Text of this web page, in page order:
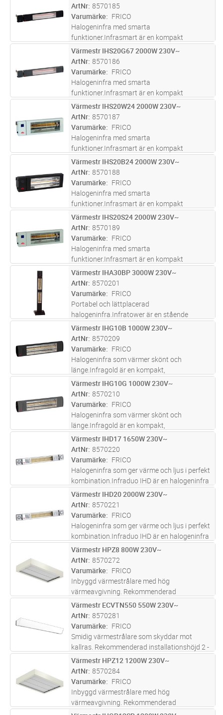
medföljande fjärrkontroll eller inbyggd
brytare.Frico Infra App finns för både iOS och
Android och...läs mer
ArtNr 8570185
Varumärke
FRICO
Halogeninfra med smarta
funktioner.Infrasmart är en kompakt
halogeninfra som kan styras med en App,
medföljande fjärrkontroll eller inbyggd
brytare.Frico Infra App finns för både iOS och
Android och...läs mer
ST Lägg i kundvagn
Värmestr IHS20G67 2000W 230V~
ArtNr 8570186
Varumärke
FRICO
Halogeninfra med smarta
funktioner.Infrasmart är en kompakt
halogeninfra som kan styras med en App,
medföljande fjärrkontroll eller inbyggd
brytare.Frico Infra App finns för både iOS och
Android och...läs mer
ST Lägg i kundvagn
Värmestr IHS20W24 2000W 230V~
ArtNr 8570187
Varumärke
FRICO
Halogeninfra med smarta
funktioner.Infrasmart är en kompakt
halogeninfra som kan styras med en App,
medföljande fjärrkontroll eller inbyggd
brytare.Frico Infra App finns för både iOS och
Android och...läs mer
ST Lägg i kundvagn
Värmestr IHS20B24 2000W 230V~
ArtNr 8570188
Varumärke
FRICO
Halogeninfra med smarta
funktioner.Infrasmart är en kompakt
halogeninfra som kan styras med en App,
medföljande fjärrkontroll eller inbyggd
brytare.Frico Infra App finns för både iOS och
Android och...läs mer
ST Lägg i kundvagn
Värmestr IHS20S24 2000W 230V~
ArtNr 8570189
Varumärke
FRICO
Halogeninfra med smarta
funktioner.Infrasmart är en kompakt
halogeninfra som kan styras med en App,
medföljande fjärrkontroll eller inbyggd
brytare.Frico Infra App finns för både iOS och
Android och...läs mer
ST Lägg i kundvagn
Värmestr IHA30BP 3000W 230V~
ArtNr 8570201
Varumärke
FRICO
Portabel och lättplacerad
halogeninfra.Infratower är en stående
halogeninfra med snygg design, lättplacerad
och användarvänlig. Dess stora reflektor i
polerad aluminium ger optimal
värmedistribution....läs mer
ST Lägg i kundvagn
Värmestr IHG10B 1000W 230V~
ArtNr 8570209
Varumärke
FRICO
Halogeninfra som värmer skönt och
länge.Infragold är en kompakt,
användarvänlig halogeninfra för
utomhusbruk. Den är försedd med ett
infrarött guldrör och sladd med stickpropp för
enkel installation....läs mer
ST Lägg i kundvagn
Värmestr IHG10G 1000W 230V~
ArtNr 8570210
Varumärke
FRICO
Halogeninfra som värmer skönt och
länge.Infragold är en kompakt,
användarvänlig halogeninfra för
utomhusbruk. Den är försedd med ett
infrarött guldrör och sladd med stickpropp för
enkel installation....läs mer
ST Lägg i kundvagn
Värmestr IHD17 1650W 230V~
ArtNr 8570220
Varumärke
FRICO
Halogeninfra som ger värme och ljus i perfekt
kombination.Infraduo IHD är en halogeninfra
utrustad med en LED-spot i vardera änden,
vilket gör den mycket praktisk i alla situationer
då man behöver bå...läs mer
ST Lägg i kundvagn
Värmestr IHD20 2000W 230V~
ArtNr 8570221
Varumärke
FRICO
Halogeninfra som ger värme och ljus i perfekt
kombination.Infraduo IHD är en halogeninfra
utrustad med en LED-spot i vardera änden,
vilket gör den mycket praktisk i alla situationer
då man behöver bå...läs mer
ST Lägg i kundvagn
Värmestr HPZ8 800W 230V~
ArtNr 8570272
Varumärke
FRICO
Inbyggd värmestrålare med hög
värmeavgivning. Rekommenderad
installationshöjd 2,4 - 4,5 mHPZ är avsedd för
infälld montering i systemundertak och kan
användas på t.ex. sjukhus, kontor och i
reception...läs mer
ST Lägg i kundvagn
Värmestr ECVTN550 550W 230V~
ArtNr 8570281
Varumärke
FRICO
Smidig värmestrålare som skyddar mot
kallras. Rekommenderad installationshöjd 2 -
3 mThermoplus monteras ovanför fönster
vilket ger ett effektivt skydd mot kallras.
Utformningen gör den också lämplig
ST Lägg i kundvagn
Värmestr HPZ12 1200W 230V~
ArtNr 8570284
Varumärke
FRICO
Inbyggd värmestrålare med hög
värmeavgivning. Rekommenderad
installationshöjd 2,4 - 4,5 mHPZ är avsedd för